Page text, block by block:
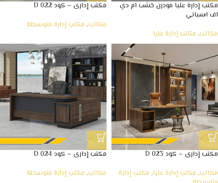
مكتب إدارة عليا مودرن خشب ام دي
اف اسباني
مكاتب, مكتب إدارة عليا
مكتب إدارى – كود D 022
مكاتب, مكتب إدارة متوسطة
مكتب إدارى – كود D 023
مكاتب, مكتب إدارة عليا, مكتب إدارة
مكتب إدارى – كود D 024
مكاتب, مكتب إدارة متوسطة